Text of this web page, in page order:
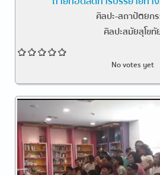
ศิลปะ-สถาปัตยก
ศิลปะสมัยสุโขทั
No votes yet